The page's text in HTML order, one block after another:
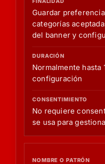
CONSENTIMIENTO
Guardar
categorías
del banner y
Normalmente hasta
configuración
No requiere
se usa para